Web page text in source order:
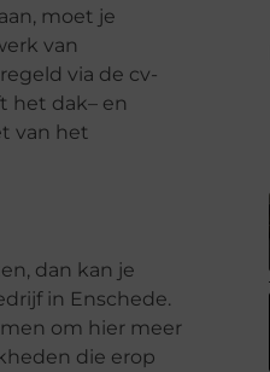
moet je
van
via de cv-
het dak– en
van het
dan kan je
in Enschede.
om hier meer
die erop